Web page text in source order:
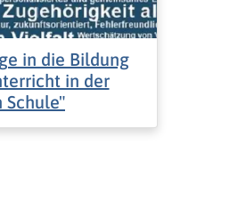
in die Bildung
in der
Schule"